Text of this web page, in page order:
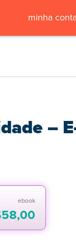
minha conta
–
ebook
58,00